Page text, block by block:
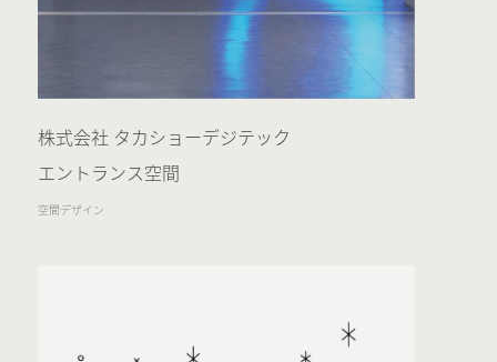
株式会社 タカショーデジテック
エントランス空間
空間デザイン